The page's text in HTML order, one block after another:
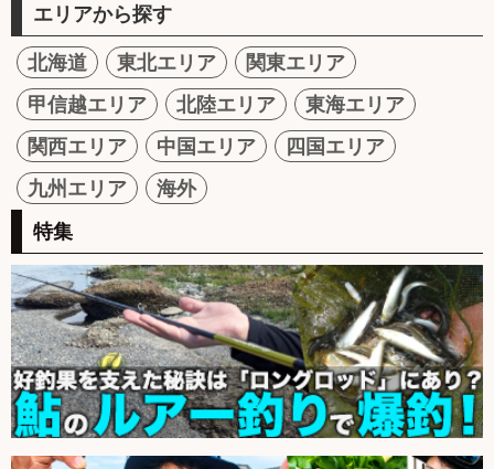
エリアから探す
北海道 東北エリア
関東エリア
甲信越エリア
北陸エリア
東海エリア
関西エリア
中国エリア
四国エリア
九州エリア
海外
特集